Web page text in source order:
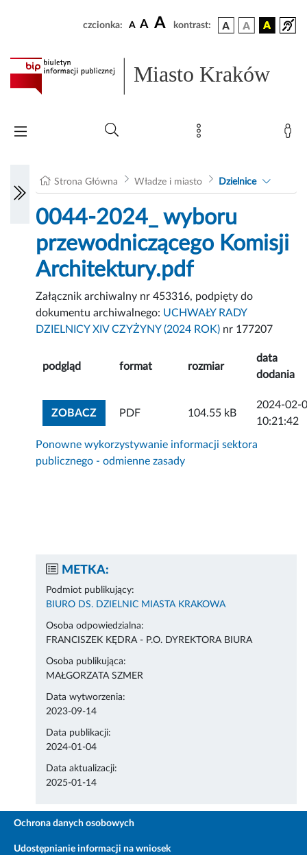
czcionka: A A A kontrast:
Miasto Kraków
Strona Główna Władze i miasto Dzielnice
0044-2024_ wyboru
przewodniczącego Komisji
Architektury.pdf
Załącznik archiwalny nr 453316, podpięty do
dokumentu archiwalnego: UCHWAŁY RADY
DZIELNICY XIV CZYŻYNY (2024 ROK) nr 177207
podgląd format rozmiar
data
dodania
ZOBACZZOBACZ ZAŁĄCZNIK
PDF 104.55 kB
2024-02-
10:21:42
Ponowne wykorzystywanie informacji sektora
publicznego - odmienne zasady
METKA:
Podmiot publikujący:
BIURO DS. DZIELNIC MIASTA KRAKOWA
Osoba odpowiedzialna:
FRANCISZEK KĘDRA - P.O. DYREKTORA BIURA
Osoba publikująca:
MAŁGORZATA SZMER
Data wytworzenia:
2023-09-14
Data publikacji:
2024-01-04
Data aktualizacji:
2025-01-14
Ochrona danych osobowych
Udostępnianie informacji na wniosek